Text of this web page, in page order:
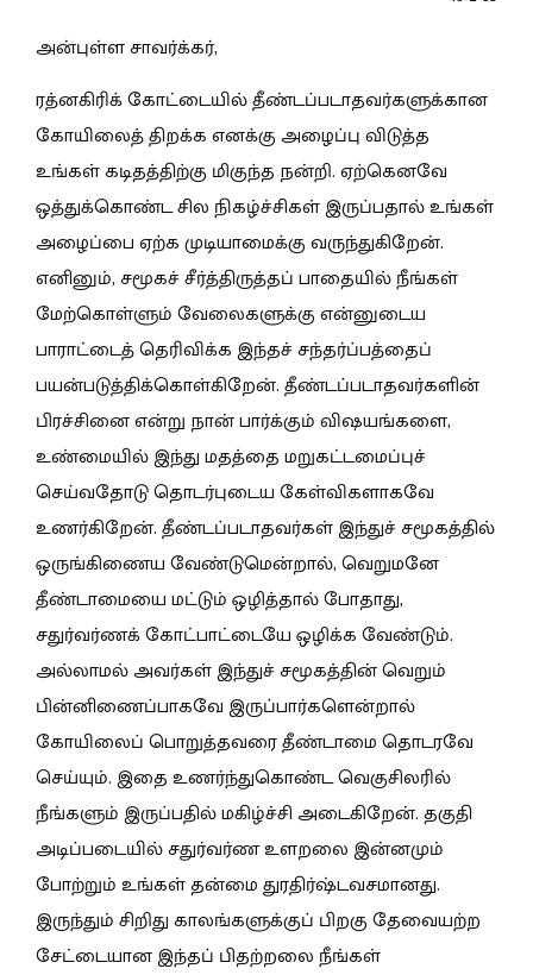
அன்புள்ள சாவர்க்கர்,
ரத்னகிரிக் கோட்டையில் தீண்டப்படாதவர்களுக்கான
கோயிலைத் திறக்க எனக்கு அழைப்பு விடுத்த
உங்கள் கடிதத்திற்கு மிகுந்த நன்றி. ஏற்கெனவே
ஒத்துக்கொண்ட சில நிகழ்ச்சிகள் இருப்பதால் உங்கள்
அழைப்பை ஏற்க முடியாமைக்கு வருந்துகிறேன்.
எனினும், சமூகச் சீர்த்திருத்தப் பாதையில் நீங்கள்
மேற்கொள்ளும் வேலைகளுக்கு என்னுடைய
பாராட்டைத் தெரிவிக்க இந்தச் சந்தர்ப்பத்தைப்
பயன்படுத்திக்கொள்கிறேன். தீண்டப்படாதவர்களின்
பிரச்சினை என்று நான் பார்க்கும் விஷயங்களை,
உண்மையில் இந்து மதத்தை மறுகட்டமைப்புச்
செய்வதோடு தொடர்புடைய கேள்விகளாகவே
உணர்கிறேன். தீண்டப்படாதவர்கள் இந்துச் சமூகத்தில்
ஒருங்கிணைய வேண்டுமென்றால், வெறுமனே
தீண்டாமையை மட்டும் ஒழித்தால் போதாது,
சதுர்வர்ணக் கோட்பாட்டையே ஒழிக்க வேண்டும்.
அல்லாமல் அவர்கள் இந்துச் சமூகத்தின் வெறும்
பின்னிணைப்பாகவே இருப்பார்களென்றால்
கோயிலைப் பொறுத்தவரை தீண்டாமை தொடரவே
செய்யும். இதை உணர்ந்துகொண்ட வெகுசிலரில்
நீங்களும் இருப்பதில் மகிழ்ச்சி அடைகிறேன். தகுதி
அடிப்படையில் சதுர்வர்ண உளறலை இன்னமும்
போற்றும் உங்கள் தன்மை துரதிர்ஷ்டவசமானது.
இருந்தும் சிறிது காலங்களுக்குப் பிறகு தேவையற்ற
சேட்டையான இந்தப் பிதற்றலை நீங்கள்